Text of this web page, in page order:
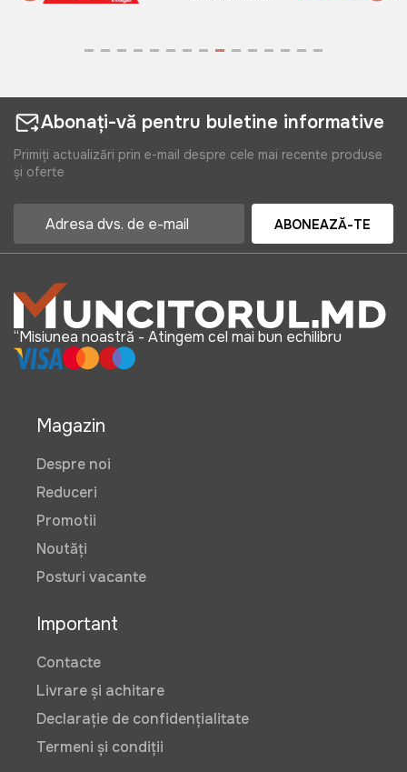
Abonați-vă pentru buletine informative
Primiți actualizări prin e-mail despre cele mai recente produse
și oferte
ABONEAZĂ-TE
“Misiunea noastră - Atingem cel mai bun echilibru
Magazin
Despre noi
Reduceri
Promotii
Noutăți
Posturi vacante
Important
Contacte
Livrare și achitare
Declarație de confidențialitate
Termeni și condiții